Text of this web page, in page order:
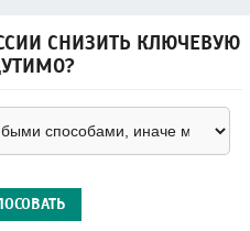
СНИЗИТЬ КЛЮЧЕВУЮ